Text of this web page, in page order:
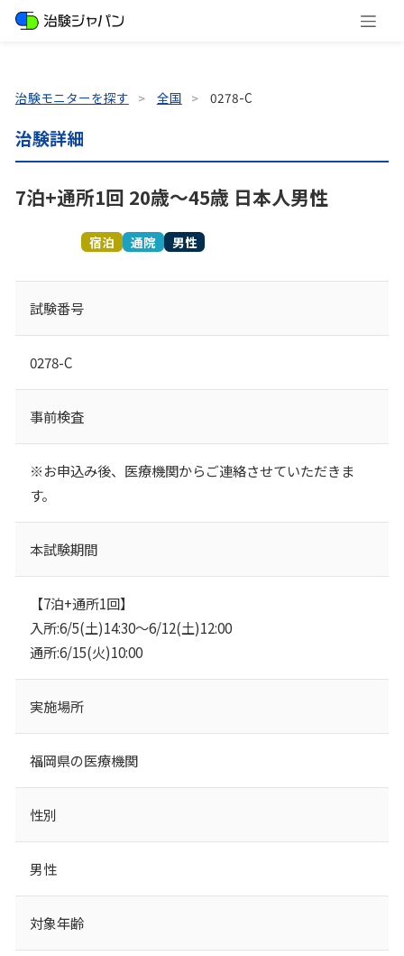
治験モニターを探す 全国 0278-C
治験詳細
7泊+通所1回 20歳～45歳 日本人男性
宿泊 通院 男性
試験番号
0278-C
事前検査
※お申込み後、医療機関からご連絡させていただきま
す。
本試験期間
【7泊+通所1回】
入所:6/5(土)14:30～6/12(土)12:00
通所:6/15(火)10:00
実施場所
福岡県の医療機関
性別
男性
対象年齢